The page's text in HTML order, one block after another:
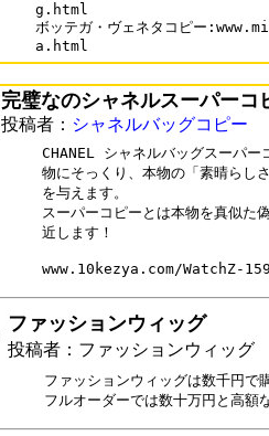
g.html
ボッテガ・ヴェネタコピー
a.html
完璧なのシャネルスーパーコ
投稿者： シャネルバッグコピー
CHANEL シャネルバッグスーパ
物にそっくり、本物の「素晴らし
を与えます。
スーパーコピーとは本物を真似た
近します！
ファッションウィッグ
投稿者：ファッションウィッグ
ファッションウィッグは数千円で
フルオーダーでは数十万円と高額